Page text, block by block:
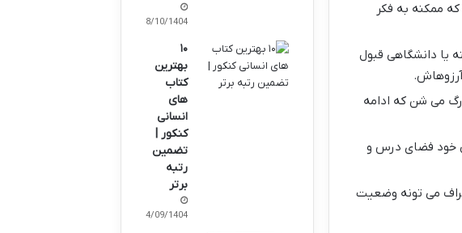
ممکنه به فکر
یا دانشگاهی قبول
می شن که ادامه
خود فضای درس و
می تونه وضعیت
08/10/1404
۱۰
بهترین
کتاب
های
انسانی
کنکور |
تضمین
رتبه
برتر
14/09/1404